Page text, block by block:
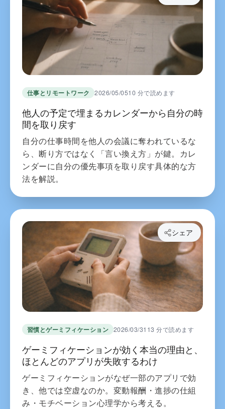
仕事とリモートワーク 2026/05/0510 分で読めます
他人の予定で埋まるカレンダーから自分の時
間を取り戻す
自分の仕事時間を他人の会議に奪われているな
ら、断り方ではなく「言い換え方」が鍵。カレ
ンダーに自分の優先事項を取り戻す具体的な方
法を解説。
習慣とゲーミフィケーション 2026/03/31 13 分で読めます
ゲーミフィケーションが効く本当の理由と、
ほとんどのアプリが失敗するわけ
ゲーミフィケーションがなぜ一部のアプリで効
き、他では空虚なのか。変動報酬・進捗の仕組
み・モチベーション心理学から考える。
シェア